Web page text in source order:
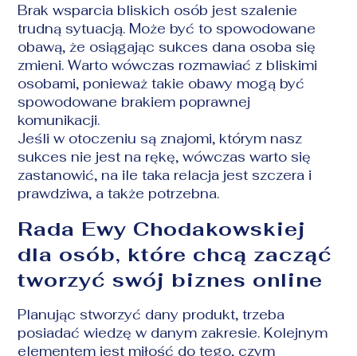
Brak wsparcia bliskich osób jest szalenie
trudną sytuacją. Może być to spowodowane
obawą, że osiągając sukces dana osoba się
zmieni. Warto wówczas rozmawiać z bliskimi
osobami, ponieważ takie obawy mogą być
spowodowane brakiem poprawnej
komunikacji.
Jeśli w otoczeniu są znajomi, którym nasz
sukces nie jest na rękę, wówczas warto się
zastanowić, na ile taka relacja jest szczera i
prawdziwa, a także potrzebna.
Rada Ewy Chodakowskiej
dla osób, które chcą zacząć
tworzyć swój biznes online
Planując stworzyć dany produkt, trzeba
posiadać wiedzę w danym zakresie. Kolejnym
elementem jest miłość do tego, czym